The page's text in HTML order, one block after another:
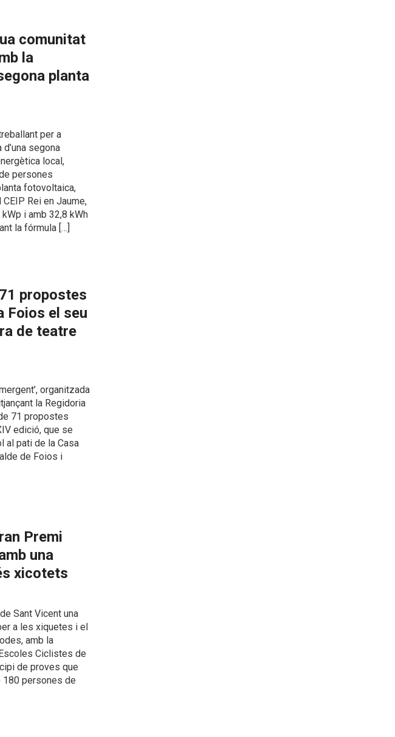
comunitat
la
planta
per a
segona
local,
persones
fotovoltaica,
Rei en Jaume,
i amb 32,8 kWh
la fórmula […]
propostes
Foios el seu
de teatre
organitzada
la Regidoria
71 propostes
edició, que se
al pati de la Casa
de Foios i
Premi
una
xicotets
Sant Vicent una
a les xiquetes i el
amb la
Ciclistes de
de proves que
180 persones de